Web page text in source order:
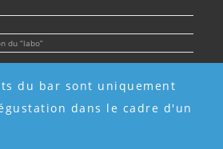
du bar sont uniquement
dans le cadre d'un
du “labo”
- SPCKE - SIRET 908 216 955 00017 -